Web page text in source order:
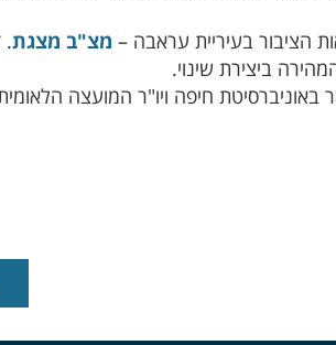
הציבור בעיריית עראבה – מצ"ב מצגת.
ביצירת שינוי.
באוניברסיטת חיפה ויו"ר המועצה